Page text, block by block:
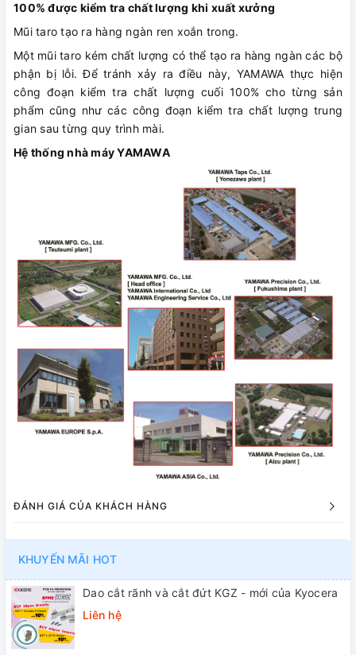
100% được kiểm tra chất lượng khi xuất xưởng
Mũi taro tạo ra hàng ngàn ren xoắn trong.
Một mũi taro kém chất lượng có thể tạo ra hàng ngàn các bộ
phận bị lỗi. Để tránh xảy ra điều này, YAMAWA thực hiện
công đoạn kiểm tra chất lượng cuối 100% cho từng sản
phẩm cũng như các công đoạn kiểm tra chất lượng trung
gian sau từng quy trình mài.
Hệ thống nhà máy YAMAWA
ĐÁNH GIÁ CỦA KHÁCH HÀNG
KHUYẾN MÃI HOT
Dao cắt rãnh và cắt đứt KGZ - mới của Kyocera
Liên hệ